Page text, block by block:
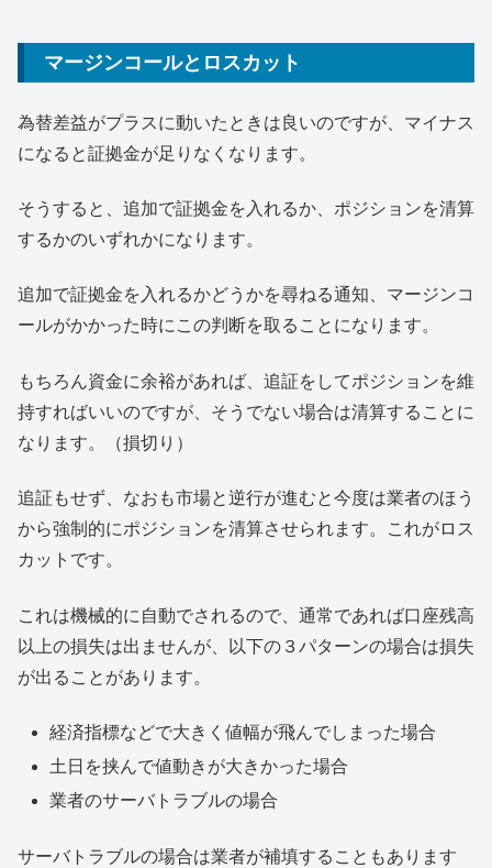
マージンコールとロスカット
為替差益がプラスに動いたときは良いのですが、マイナス
になると証拠金が足りなくなります。
そうすると、追加で証拠金を入れるか、ポジションを清算
するかのいずれかになります。
追加で証拠金を入れるかどうかを尋ねる通知、マージンコ
ールがかかった時にこの判断を取ることになります。
もちろん資金に余裕があれば、追証をしてポジションを維
持すればいいのですが、そうでない場合は清算することに
なります。（損切り）
追証もせず、なおも市場と逆行が進むと今度は業者のほう
から強制的にポジションを清算させられます。これがロス
カットです。
これは機械的に自動でされるので、通常であれば口座残高
以上の損失は出ませんが、以下の３パターンの場合は損失
が出ることがあります。
経済指標などで大きく値幅が飛んでしまった場合
土日を挟んで値動きが大きかった場合
業者のサーバトラブルの場合
サーバトラブルの場合は業者が補填することもあります